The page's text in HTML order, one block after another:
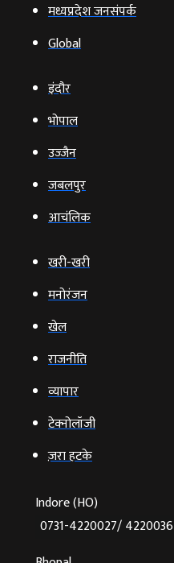
मध्यप्रदेश जनसंपर्क
Global
इंदौर
भोपाल
उज्‍जैन
जबलपुर
आचंलिक
खरी-खरी
मनोरंजन
खेल
राजनीति
व्‍यापार
टेक्‍नोलॉजी
ज़रा हटके
Indore (HO)
0731-4220027/ 4220036